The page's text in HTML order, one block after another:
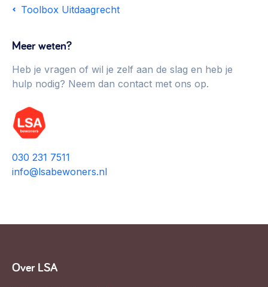
Toolbox Uitdaagrecht
Meer weten?
Heb je vragen of wil je zelf aan de slag en heb je
hulp nodig? Neem dan contact met ons op.
030 231 7511
info@lsabewoners.nl
Over LSA